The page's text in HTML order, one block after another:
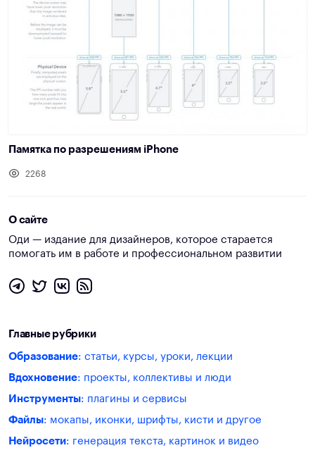
Памятка по разрешениям iPhone
2268
О сайте
Оди — издание для дизайнеров, которое старается
помогать им в работе и профессиональном развитии
Главные рубрики
Образование: статьи, курсы, уроки, лекции
Вдохновение: проекты, коллективы и люди
Инструменты: плагины и сервисы
Файлы: мокапы, иконки, шрифты, кисти и другое
Нейросети: генерация текста, картинок и видео